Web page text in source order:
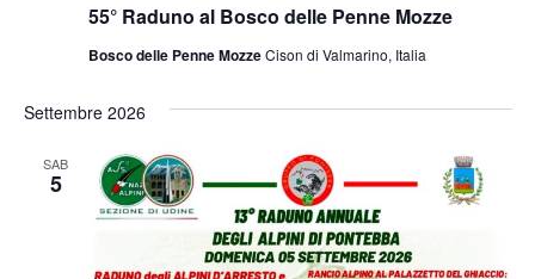
55° Raduno al Bosco delle Penne Mozze
Bosco delle Penne MozzeCison di Valmarino, Italia
Settembre 2026
SAB
5